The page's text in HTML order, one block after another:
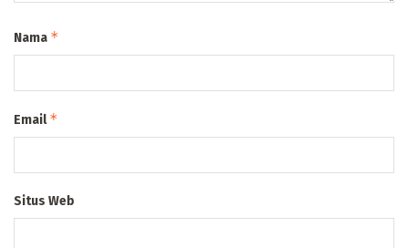
Nama *
Email*
Situs Web